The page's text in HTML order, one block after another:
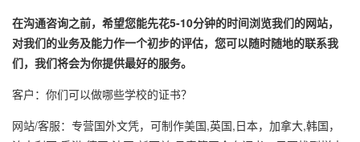
在沟通咨询之前，希望您能先花5-10分钟的时间浏览我们的网站，
对我们的业务及能力作一个初步的评估，您可以随时随地的联系我
们，我们将会为你提供最好的服务。
客户：你们可以做哪些学校的证书？
网站/客服：专营国外文凭，可制作美国,英国,日本，加拿大,韩国，